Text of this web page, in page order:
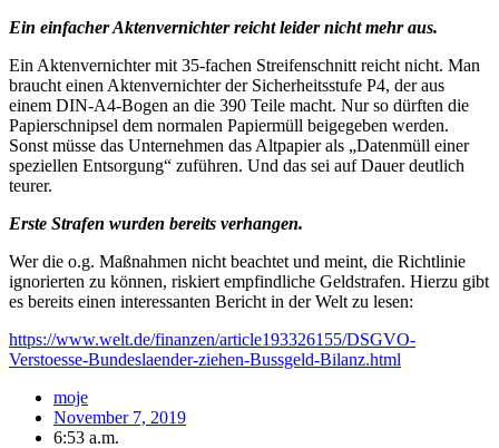
Ein einfacher Aktenvernichter reicht leider nicht mehr aus.
Ein Aktenvernichter mit 35-fachen Streifenschnitt reicht nicht. Man
braucht einen Aktenvernichter der Sicherheitsstufe P4, der aus
einem DIN-A4-Bogen an die 390 Teile macht. Nur so dürften die
Papierschnipsel dem normalen Papiermüll beigegeben werden.
Sonst müsse das Unternehmen das Altpapier als „Datenmüll einer
speziellen Entsorgung“ zuführen. Und das sei auf Dauer deutlich
teurer.
Erste Strafen wurden bereits verhangen.
Wer die o.g. Maßnahmen nicht beachtet und meint, die Richtlinie
ignorierten zu können, riskiert empfindliche Geldstrafen. Hierzu gibt
es bereits einen interessanten Bericht in der Welt zu lesen:
https://www.welt.de/finanzen/article193326155/DSGVO-
Verstoesse-Bundeslaender-ziehen-Bussgeld-Bilanz.html
moje
November 7, 2019
6:53 a.m.